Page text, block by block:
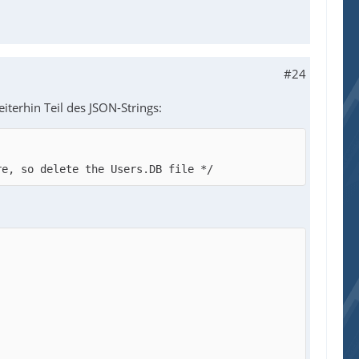
#24
Teil des JSON-Strings:
so delete the Users.DB file */